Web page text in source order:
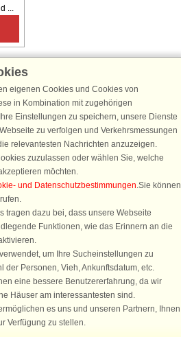
Rufen Sie an, um zu buchen
...
Ferienhaus-Fans an
von 25 €für Ihren nächsten
sich einfach für den DanCenter Newsletter
Angebote, Gewinnspiele und
abonnieren
Kundenbewertung
eigenen Cookies und Cookies von
in Kombination mit zugehörigen
Einstellungen zu speichern, unsere Dienste
zu verfolgen und Verkehrsmessungen
relevantesten Nachrichten anzuzeigen.
zuzulassen oder wählen Sie, welche
möchten.
und Datenschutzbestimmungen.Sie können
tragen dazu bei, dass unsere Webseite
Funktionen, wie das Erinnern an die
um Ihre Sucheinstellungen zu
der Personen, Vieh, Ankunftsdatum, etc.
eine bessere Benutzererfahrung, da wir
Häuser am interessantesten sind.
es uns und unseren Partnern, Ihnen
Verfügung zu stellen.